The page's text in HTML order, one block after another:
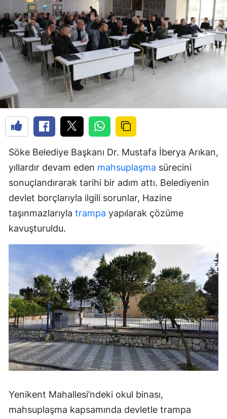
Söke Belediye Başkanı Dr. Mustafa İberya Arıkan,
yıllardır devam eden mahsuplaşma sürecini
sonuçlandırarak tarihi bir adım attı. Belediyenin
devlet borçlarıyla ilgili sorunlar, Hazine
taşınmazlarıyla trampa yapılarak çözüme
kavuşturuldu.
Yenikent Mahallesi’ndeki okul binası,
mahsuplaşma kapsamında devletle trampa